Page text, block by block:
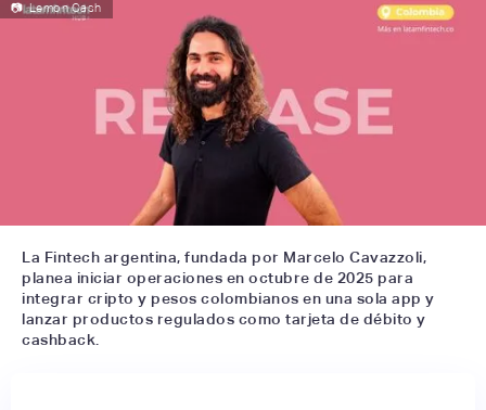
📷 Lemon Cash
La Fintech argentina, fundada por Marcelo Cavazzoli,
planea iniciar operaciones en octubre de 2025 para
integrar cripto y pesos colombianos en una sola app y
lanzar productos regulados como tarjeta de débito y
cashback.